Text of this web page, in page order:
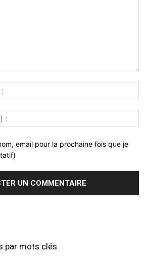
email pour la prochaine fois que je
par mots clés